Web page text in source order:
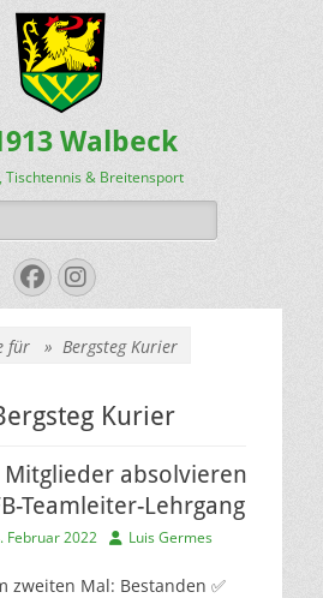
Walbeck
Tischtennis & Breitensport
Facebook
Instagram
für » Bergsteg Kurier
Kurier
Mitglieder absolvieren
Teamleiter-Lehrgang
Februar 2022 AutorLuis Germes
zweiten Mal: Bestanden ✅